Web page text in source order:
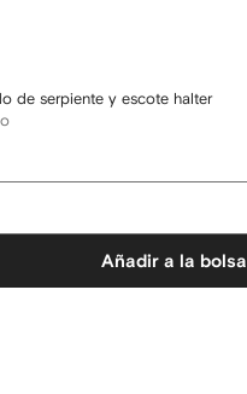
de serpiente y escote halter
Añadir a la bolsa